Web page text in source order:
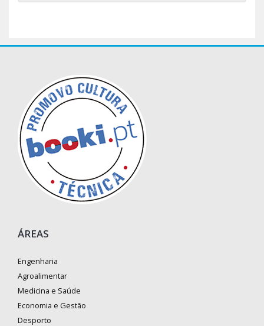
ÁREAS
Engenharia
Agroalimentar
Medicina e Saúde
Economia e Gestão
Desporto